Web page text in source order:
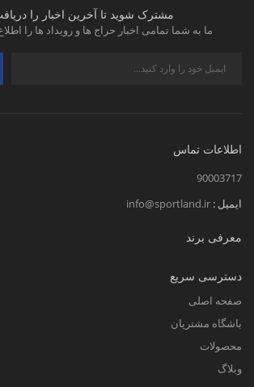
مشترک شوید تا آخرین اخبار را
ما به شما تمامی اخبار حراج ها و رویداد ها را
اطلاعات تماس
90003717
ایمیل : info@sportland.ir
معرفی برند
دسترسی سریع
صفحه اصلی
باشگاه مشتریان
محصولات
وبلاگ